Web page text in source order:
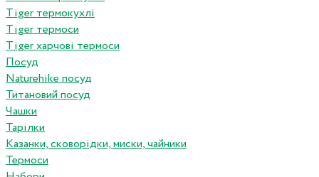
Tiger термокухлі
Tiger термоси
Tiger харчові термоси
Посуд
Naturehike посуд
Титановий посуд
Чашки
Тарілки
Казанки, сковорідки, миски, чайники
Термоси